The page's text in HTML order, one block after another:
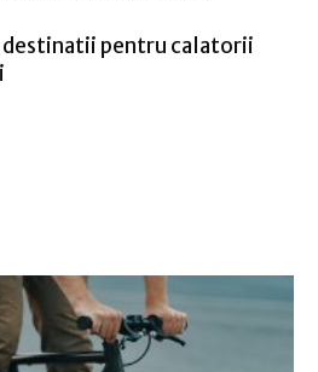
destinatii pentru calatorii